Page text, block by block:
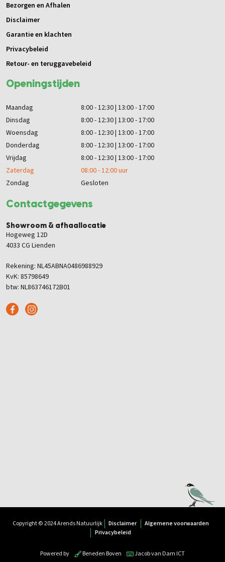
Contactgegevens
Showroom & afhaallocatie
Hogeweg 12D
4033 CG Lienden
Rekening: NL45ABNA0486988929
KvK: 85798649
btw: NL863746172B01
Openingstijden
Maandag
8:00 - 12:30 | 13:00 - 17:00
Dinsdag
8:00 - 12:30 | 13:00 - 17:00
Woensdag
8:00 - 12:30 | 13:00 - 17:00
Donderdag
8:00 - 12:30 | 13:00 - 17:00
Vrijdag
8:00 - 12:30 | 13:00 - 17:00
Zaterdag
08:00 - 12:00 uur
Zondag
Gesloten
Bezorgen en Afhalen
Disclaimer
Garantie en klachten
Privacybeleid
Retour- en teruggavebeleid
Copyright © 2024 Arends Natuurlijk Disclaimer
Algemene voorwaarden
Privacybeleid
Powered by Beneden Boven Jacob van Dam ICT